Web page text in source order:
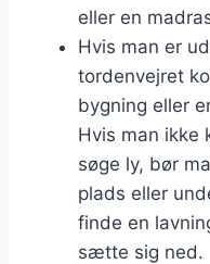
eller en
Hvis man er
tordenvejret
bygning eller
Hvis man ikke
søge ly, bør
plads eller
finde en
sætte sig ned.